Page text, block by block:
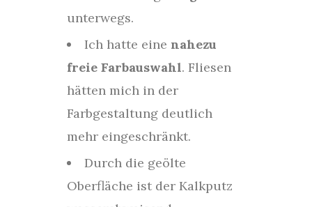
unterwegs.
Ich hatte eine nahezu
freie Farbauswahl. Fliesen
hätten mich in der
Farbgestaltung deutlich
mehr eingeschränkt.
Durch die geölte
Oberfläche ist der Kalkputz